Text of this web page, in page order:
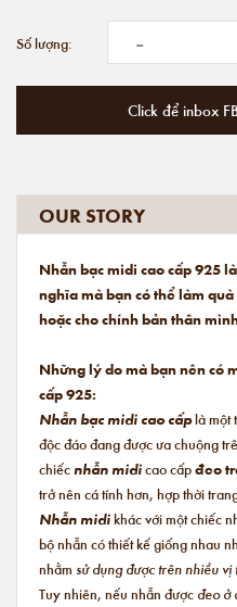
Số lượng: -
Click để inbox
OUR STORY
Nhẫn bạc midi cao cấp 925
nghĩa mà bạn có thể làm
hoặc cho chính bản thân
Những lý do mà bạn nên có
cấp 925:
Nhẫn bạc midi cao cấplà một
độc đáo đang được ưa chuộng
chiếcnhẫn midicao cấpđeo
trở nên cá tính hơn, hợp thời
Nhẫn midikhác với một chiếc
bộ nhẫn có thiết kế giống nhau
nhằm sử dụng được trên nhiều
Tuy nhiên, nếu nhẫn được đeo ở